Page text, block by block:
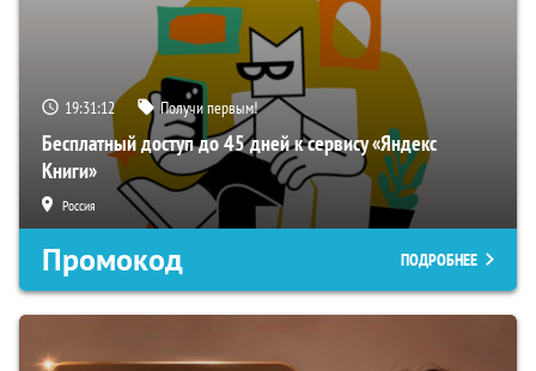
19:31:11 Получи первым!
Бесплатный доступ до 45 дней к сервису «Яндекс
Книги»
Россия
Промокод ПОДРОБНЕЕ